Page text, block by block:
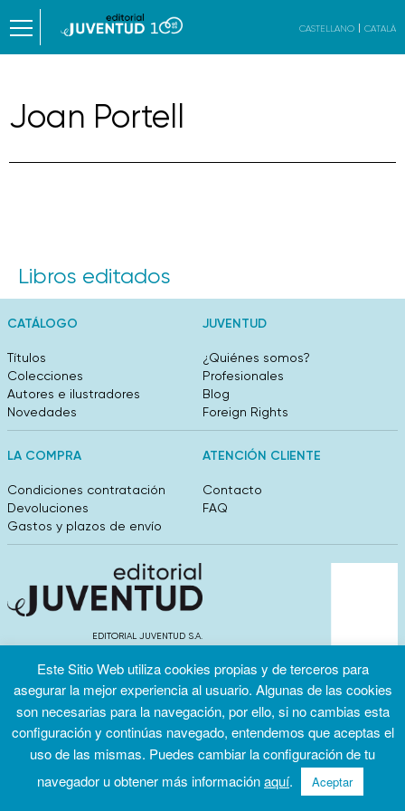
CASTELLANO CATALÀ
Joan Portell
Libros editados
CATÁLOGO
Títulos
Colecciones
Autores e ilustradores
Novedades
JUVENTUD
¿Quiénes somos?
Profesionales
Blog
Foreign Rights
LA COMPRA
Condiciones contratación
Devoluciones
Gastos y plazos de envío
ATENCIÓN CLIENTE
Contacto
FAQ
EDITORIAL JUVENTUD S.A.
info@editorialjuventud.es
Condiciones
Política de
privacidad
Política de
Este Sitio Web utiliza cookies propias y de terceros para
asegurar la mejor experiencia al usuario. Algunas de las cookies
son necesarias para la navegación, por ello, si no cambias esta
configuración y continúas navegado, entendemos que aceptas el
uso de las mismas. Puedes cambiar la configuración de tu
navegador u obtener más informaciónaquí. Aceptar